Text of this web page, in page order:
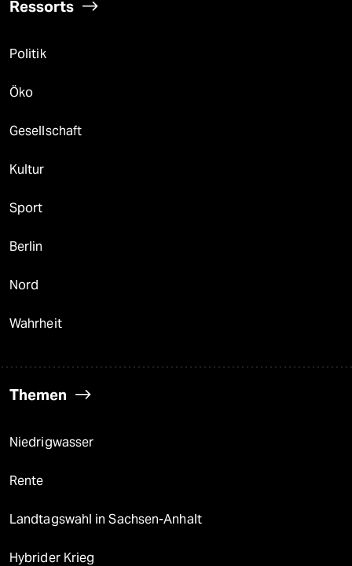
Ressorts
Politik
Öko
Gesellschaft
Kultur
Sport
Berlin
Nord
Wahrheit
Themen
Niedrigwasser
Rente
Landtagswahl in Sachsen-Anhalt
Hybrider Krieg